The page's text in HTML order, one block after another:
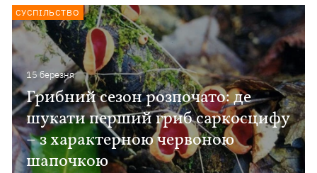
15 березня
Грибний сезон розпочато: де
шукати перший гриб саркосцифу
– з характерною червоною
шапочкою
СУСПІЛЬСТВО